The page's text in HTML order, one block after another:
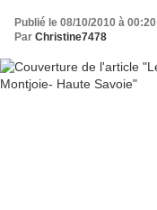
Publié le 08/10/2010 à 00:20
Par Christine7478